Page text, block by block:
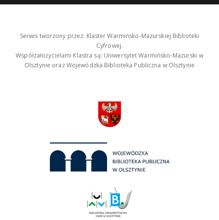
Serwis tworzony przez: Klaster Warmińsko-Mazurskiej Biblioteki
Cyfrowej.
Współzałożycielami Klastra są: Uniwersytet Warmińsko-Mazurski w
Olsztynie oraz Wojewódzka Biblioteka Publiczna w Olsztynie